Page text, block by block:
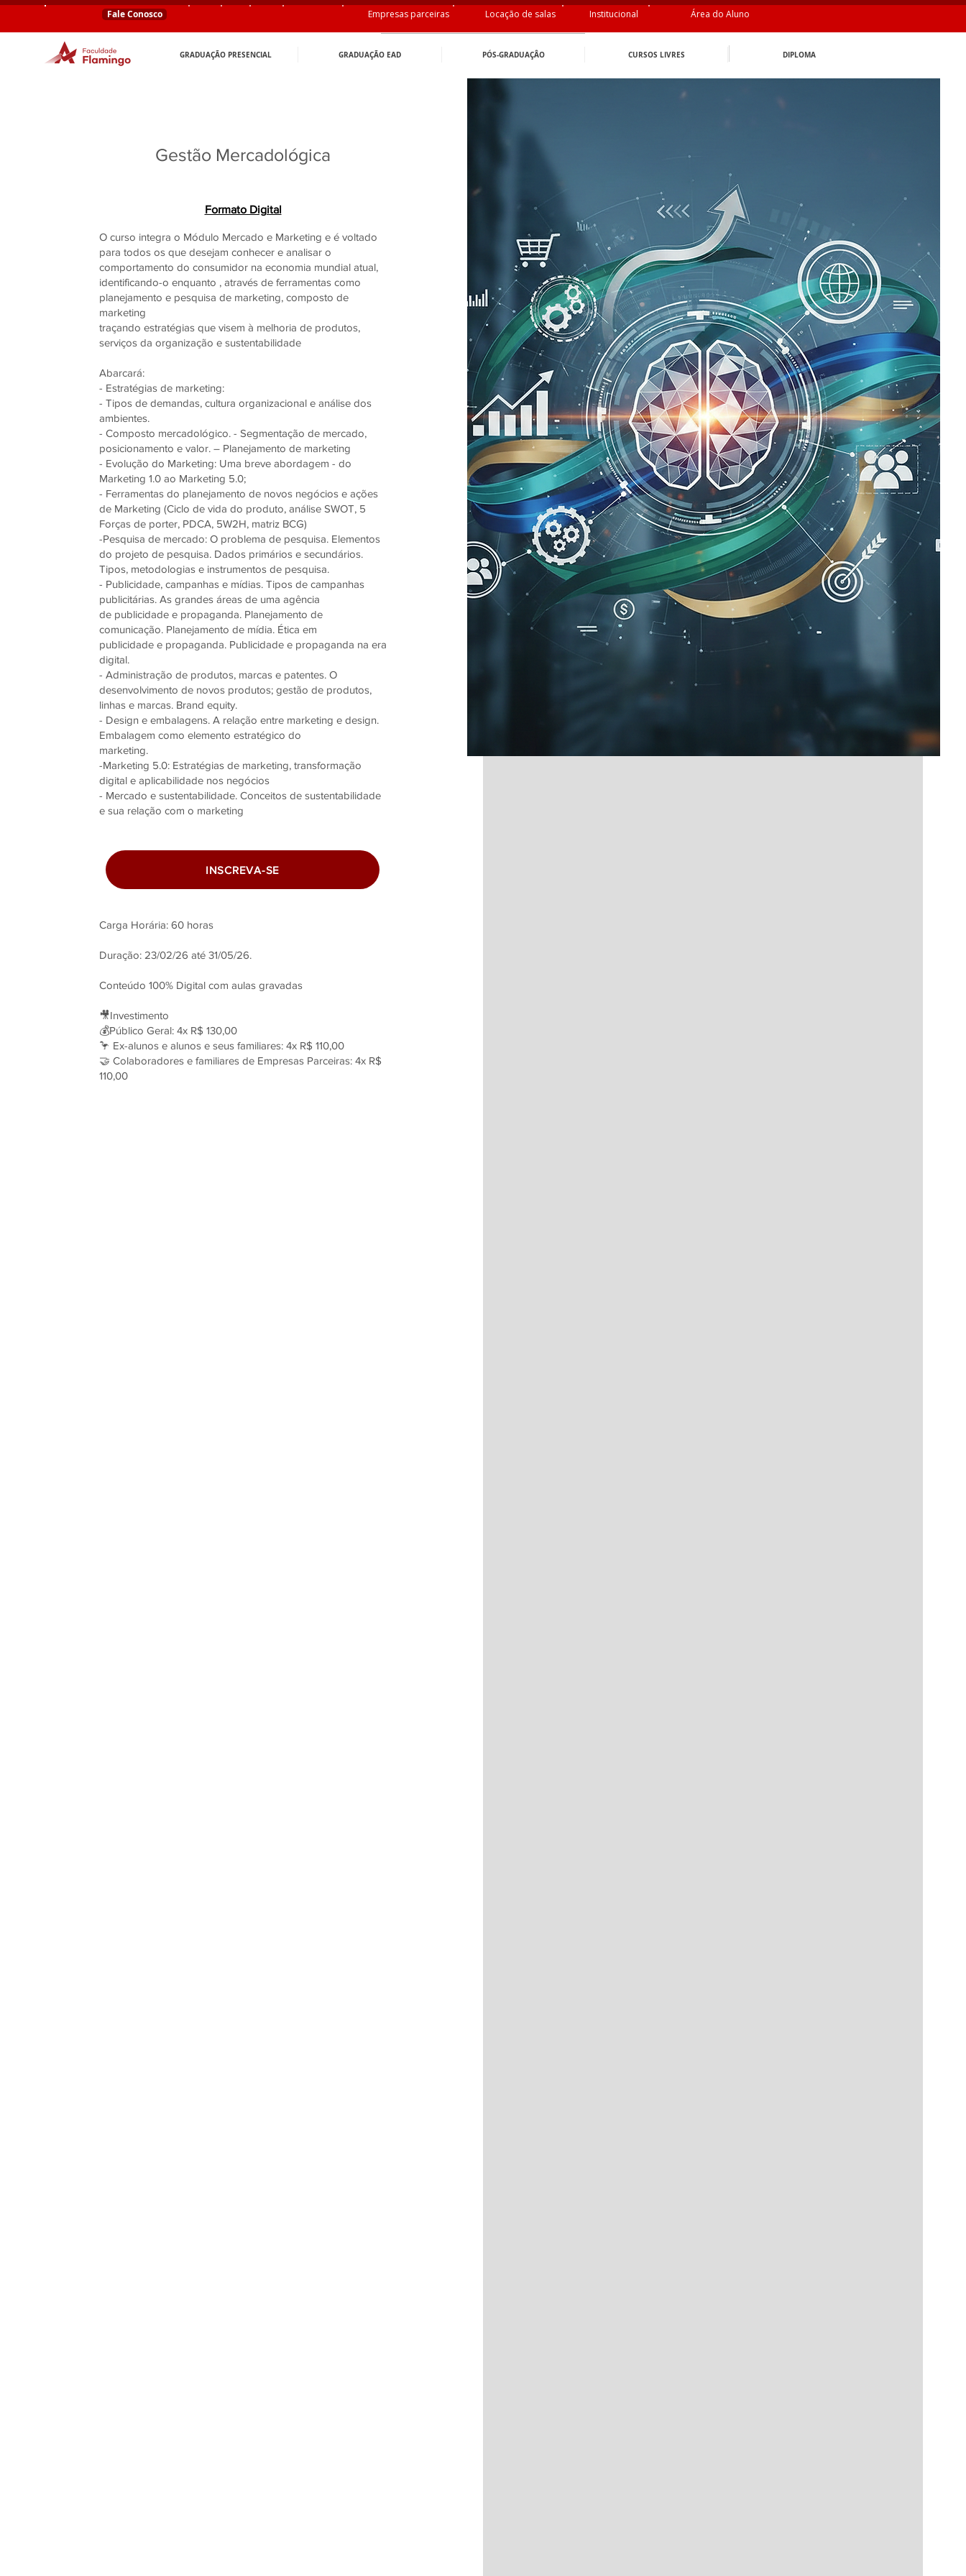
Fale Conosco Locação de salas Institucional
Empresas parceiras Área do Aluno
GRADUAÇÃO PRESENCIAL GRADUAÇÃO EAD PÓS-GRADUAÇÂO CURSOS LIVRES DIPLOMA
Gestão Mercadológica
Formato Digital
O curso integra o Módulo Mercado e Marketing e é voltado
para todos os que desejam conhecer e analisar o
comportamento do consumidor na economia mundial atual,
identificando-o enquanto , através de ferramentas como
planejamento e pesquisa de marketing, composto de
marketing
traçando estratégias que visem à melhoria de produtos,
serviços da organização e sustentabilidade
Abarcará:
- Estratégias de marketing:
- Tipos de demandas, cultura organizacional e análise dos
ambientes.
- Composto mercadológico. - Segmentação de mercado,
posicionamento e valor. – Planejamento de marketing
- Evolução do Marketing: Uma breve abordagem - do
Marketing 1.0 ao Marketing 5.0;
- Ferramentas do planejamento de novos negócios e ações
de Marketing (Ciclo de vida do produto, análise SWOT, 5
Forças de porter, PDCA, 5W2H, matriz BCG)
-Pesquisa de mercado: O problema de pesquisa. Elementos
do projeto de pesquisa. Dados primários e secundários.
Tipos, metodologias e instrumentos de pesquisa.
- Publicidade, campanhas e mídias. Tipos de campanhas
publicitárias. As grandes áreas de uma agência
de publicidade e propaganda. Planejamento de
comunicação. Planejamento de mídia. Ética em
publicidade e propaganda. Publicidade e propaganda na era
digital.
- Administração de produtos, marcas e patentes. O
desenvolvimento de novos produtos; gestão de produtos,
linhas e marcas. Brand equity.
- Design e embalagens. A relação entre marketing e design.
Embalagem como elemento estratégico do
marketing.
-Marketing 5.0: Estratégias de marketing, transformação
digital e aplicabilidade nos negócios
- Mercado e sustentabilidade. Conceitos de sustentabilidade
e sua relação com o marketing
INSCREVA-SE
Carga Horária: 60 horas
Duração: 23/02/26 até 31/05/26.
Conteúdo 100% Digital com aulas gravadas
🎥Investimento
💰Público Geral: 4x R$ 130,00
🦩 Ex-alunos e alunos e seus familiares: 4x R$ 110,00
🤝 Colaboradores e familiares de Empresas Parceiras: 4x R$
110,00